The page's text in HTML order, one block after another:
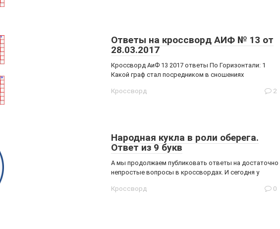
Ответы на кроссворд АИФ № 13 от
28.03.2017
Кроссворд АиФ 13 2017 ответы По Горизонтали: 1
Какой граф стал посредником в сношениях
Кроссворд 2
Народная кукла в роли оберега.
Ответ из 9 букв
А мы продолжаем публиковать ответы на достаточно
непростые вопросы в кроссвордах. И сегодня у
Кроссворд 0